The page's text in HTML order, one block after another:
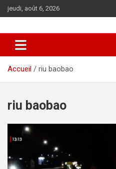
Aller
au
jeudi, août 6, 2026
Accueil riu baobao
riu baobao